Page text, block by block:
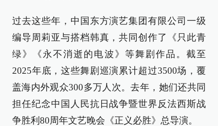
过去这些年，中国东方演艺集团有限公司一级
编导周莉亚与搭档韩真，共同创作了《只此青
绿》《永不消逝的电波》等舞剧作品。截至
2025年底，这些舞剧巡演累计超过3500场，覆
盖海内外观众300多万人次。去年，她们还共同
担任纪念中国人民抗日战争暨世界反法西斯战
争胜利80周年文艺晚会《正义必胜》总导演。